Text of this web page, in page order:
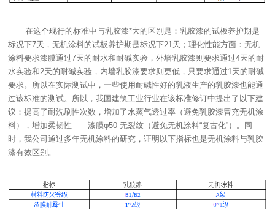
在这个现行的标准中与乳胶漆*大的区别是：乳胶漆的试板养护期是
标况下7天，无机涂料的试板养护期是标况下21天；理化性能方面：无机
涂料要求漆膜通过7天的耐水和耐碱实验，外墙乳胶漆则要求通过4天的耐
水实验和2天的耐碱实验，内墙乳胶漆要求则更低，只要求通过1天的耐碱
要求。所以在实际测试中，一些使用耐碱性好的乳液生产的乳胶漆也能通
过该标准的测试。所以，我国建筑工业行业在该标准修订中提出了以下建
议：提高了耐洗刷性次数，增加了水蒸气透过率（避免乳胶漆冒充无机涂
料），增加柔韧性——漆膜φ50 无裂纹（避免无机涂料“复古化”）。同
时，我公司通过多年无机涂料的研究，证明以下指标也是无机涂料与乳胶
漆有效区别。